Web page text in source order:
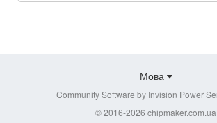
Мова
Community Software by Invision Power
© 2016-2026 chipmaker.com.ua